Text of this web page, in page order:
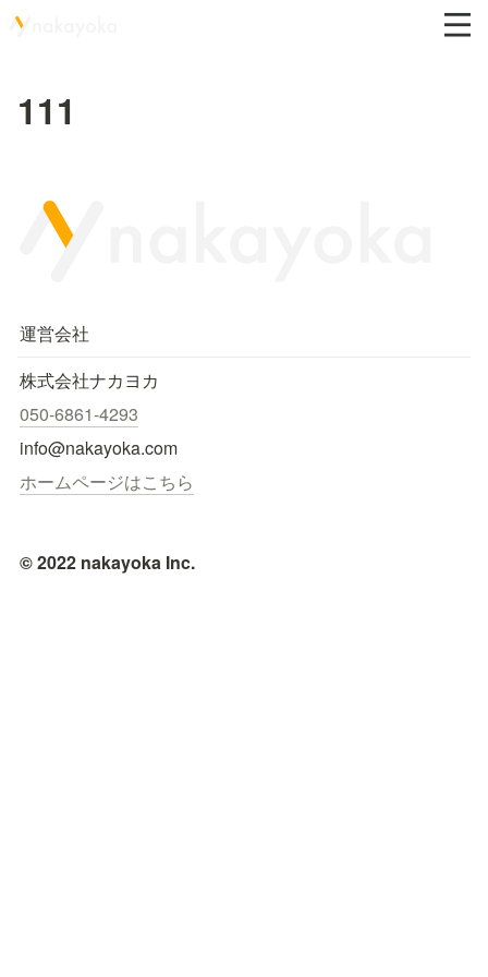
111
運営会社
株式会社ナカヨカ
050-6861-4293
info@nakayoka.com
ホームページはこちら
© 2022 nakayoka Inc.